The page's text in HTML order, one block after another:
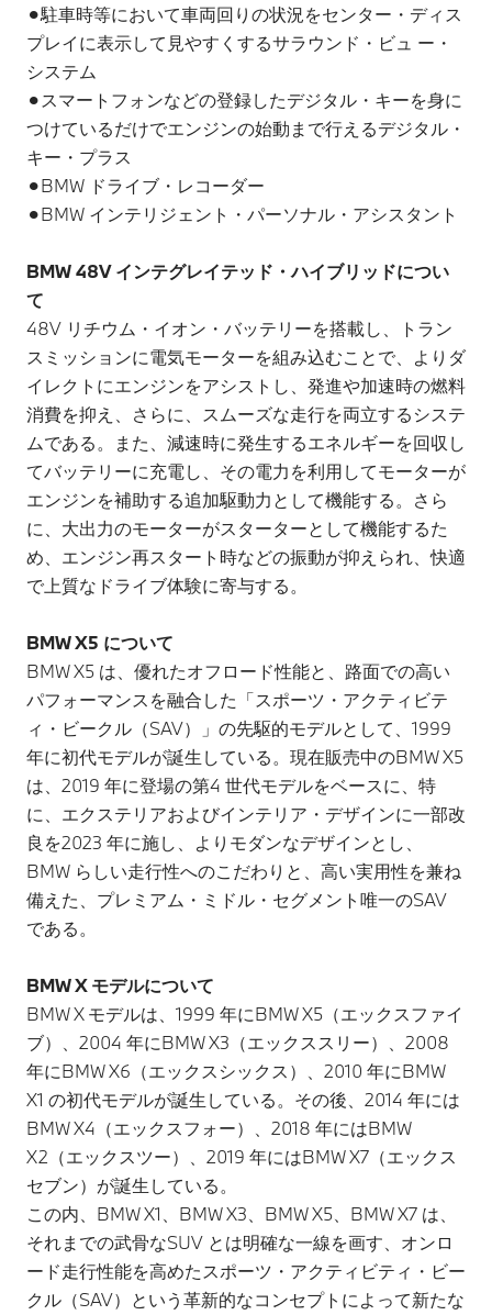
⚫︎駐車時等において車両回りの状況をセンター・ディス
プレイに表示して見やすくするサラウンド・ビュ ー・
システム
⚫︎スマートフォンなどの登録したデジタル・キーを身に
つけているだけでエンジンの始動まで行えるデジタル・
キー・プラス
⚫︎BMW ドライブ・レコーダー
⚫︎BMW インテリジェント・パーソナル・アシスタント
BMW 48V インテグレイテッド・ハイブリッドについ
て
48V リチウム・イオン・バッテリーを搭載し、トラン
スミッションに電気モーターを組み込むことで、よりダ
イレクトにエンジンをアシストし、発進や加速時の燃料
消費を抑え、さらに、スムーズな走行を両立するシステ
ムである。また、減速時に発生するエネルギーを回収し
てバッテリーに充電し、その電力を利用してモーターが
エンジンを補助する追加駆動力として機能する。さら
に、大出力のモーターがスターターとして機能するた
め、エンジン再スタート時などの振動が抑えられ、快適
で上質なドライブ体験に寄与する。
BMW X5 について
BMW X5 は、優れたオフロード性能と、路面での高い
パフォーマンスを融合した「スポーツ・アクティビテ
ィ・ビークル（SAV）」の先駆的モデルとして、1999
年に初代モデルが誕生している。現在販売中のBMW X5
は、2019 年に登場の第4 世代モデルをベースに、特
に、エクステリアおよびインテリア・デザインに一部改
良を2023 年に施し、よりモダンなデザインとし、
BMW らしい走行性へのこだわりと、高い実用性を兼ね
備えた、プレミアム・ミドル・セグメント唯一のSAV
である。
BMW X モデルについて
BMW X モデルは、1999 年にBMW X5（エックスファイ
ブ）、2004 年にBMW X3（エックススリー）、2008
年にBMW X6（エックスシックス）、2010 年にBMW
X1 の初代モデルが誕生している。その後、2014 年には
BMW X4（エックスフォー）、2018 年にはBMW
X2（エックスツー）、2019 年にはBMW X7（エックス
セブン）が誕生している。
この内、BMW X1、BMW X3、BMW X5、BMW X7 は、
それまでの武骨なSUV とは明確な一線を画す、オンロ
ード走行性能を高めたスポーツ・アクティビティ・ビー
クル（SAV）という革新的なコンセプトによって新たな